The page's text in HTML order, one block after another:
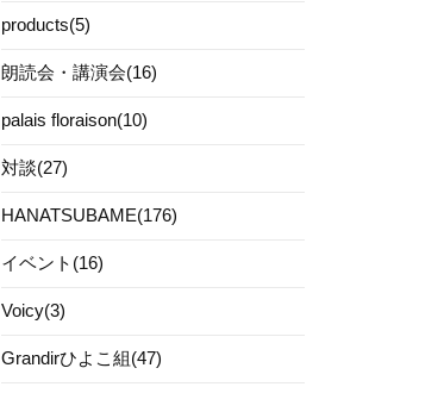
products(5)
朗読会・講演会(16)
palais floraison(10)
対談(27)
HANATSUBAME(176)
イベント(16)
Voicy(3)
Grandirひよこ組(47)